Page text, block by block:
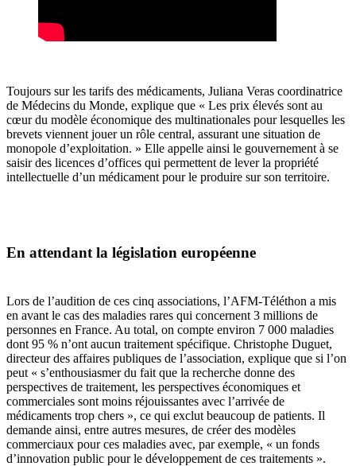
Toujours sur les tarifs des médicaments, Juliana Veras coordinatrice
de Médecins du Monde, explique que « Les prix élevés sont au
cœur du modèle économique des multinationales pour lesquelles les
brevets viennent jouer un rôle central, assurant une situation de
monopole d’exploitation. » Elle appelle ainsi le gouvernement à se
saisir des licences d’offices qui permettent de lever la propriété
intellectuelle d’un médicament pour le produire sur son territoire.
En attendant la législation européenne
Lors de l’audition de ces cinq associations, l’AFM-Téléthon a mis
en avant le cas des maladies rares qui concernent 3 millions de
personnes en France. Au total, on compte environ 7 000 maladies
dont 95 % n’ont aucun traitement spécifique. Christophe Duguet,
directeur des affaires publiques de l’association, explique que si l’on
peut « s’enthousiasmer du fait que la recherche donne des
perspectives de traitement, les perspectives économiques et
commerciales sont moins réjouissantes avec l’arrivée de
médicaments trop chers », ce qui exclut beaucoup de patients. Il
demande ainsi, entre autres mesures, de créer des modèles
commerciaux pour ces maladies avec, par exemple, « un fonds
d’innovation public pour le développement de ces traitements ».